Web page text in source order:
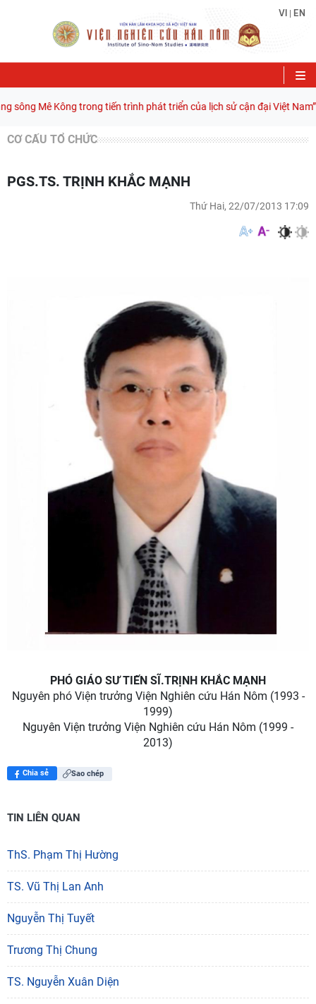
VI EN
sông Mê Kông trong tiến trình phát triển của lịch sử cận đại Việt Nam”
CƠ CẤU TỔ CHỨC
PGS.TS. TRỊNH KHẮC MẠNH
Thứ Hai, 22/07/2013 17:09
PHÓ GIÁO SƯ TIẾN SĨ.TRỊNH KHẮC MẠNH
Nguyên phó Viện trưởng Viện Nghiên cứu Hán Nôm (1993 -
1999)
Nguyên Viện trưởng Viện Nghiên cứu Hán Nôm (1999 -
2013)
Chia sẻ Sao chép
TIN LIÊN QUAN
ThS. Phạm Thị Hường
TS. Vũ Thị Lan Anh
Nguyễn Thị Tuyết
Trương Thị Chung
TS. Nguyễn Xuân Diện